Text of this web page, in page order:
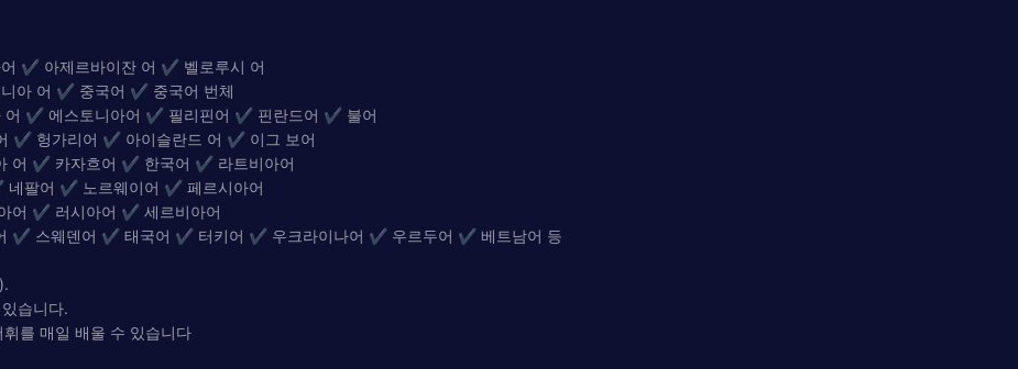
✔ 아제르바이잔 어 ✔ 벨로루시 어
아 어 ✔ 중국어 ✔ 중국어 번체
✔ 에스토니아어 ✔ 필리핀어 ✔ 핀란드어 ✔ 불어
헝가리어 ✔ 아이슬란드 어 ✔ 이그 보어
어 ✔ 카자흐어 ✔ 한국어 ✔ 라트비아어
팔어 ✔ 노르웨이어 ✔ 페르시아어
어 ✔ 러시아어 ✔ 세르비아어
✔ 스웨덴어 ✔ 태국어 ✔ 터키어 ✔ 우크라이나어 ✔ 우르두어 ✔ 베트남어 등
습니다.
를 매일 배울 수 있습니다